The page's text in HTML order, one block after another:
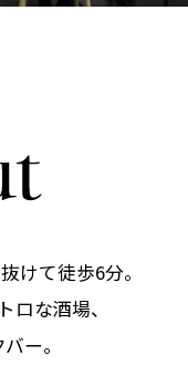
けて徒歩6分。
ロな酒場、
ー。